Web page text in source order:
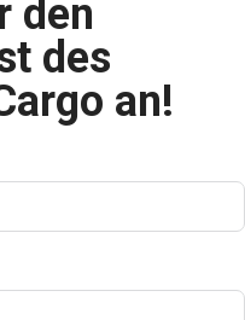
den
des
an!